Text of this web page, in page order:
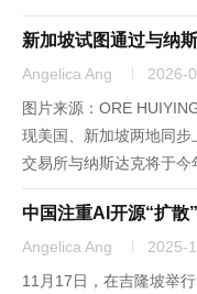
源危机进入第八周，东
整个地区燃油价格飙升
新加坡试图通过与纳
Angelica Ang 2026-
图片来源：ORE
现美国、新加坡两地同
交易所与纳斯达克将于今
新加坡为激发本土交易
所在吸引首次公开募股
中国注重AI开源“扩散
Angelica Ang 2025-
11月17日，在吉隆坡举